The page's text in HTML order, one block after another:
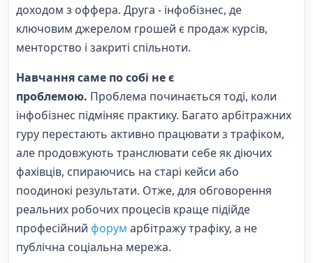
доходом з оффера. Друга - інфобізнес, де
ключовим джерелом грошей є продаж курсів,
менторство і закриті спільноти.
Навчання саме по собі не є
проблемою. Проблема починається тоді, коли
інфобізнес підміняє практику. Багато арбітражних
гуру перестають активно працювати з трафіком,
але продовжують транслювати себе як діючих
фахівців, спираючись на старі кейси або
поодинокі результати. Отже, для обговорення
реальних робочих процесів краще підійде
професійний форум арбітражу трафіку, а не
публічна соціальна мережа.